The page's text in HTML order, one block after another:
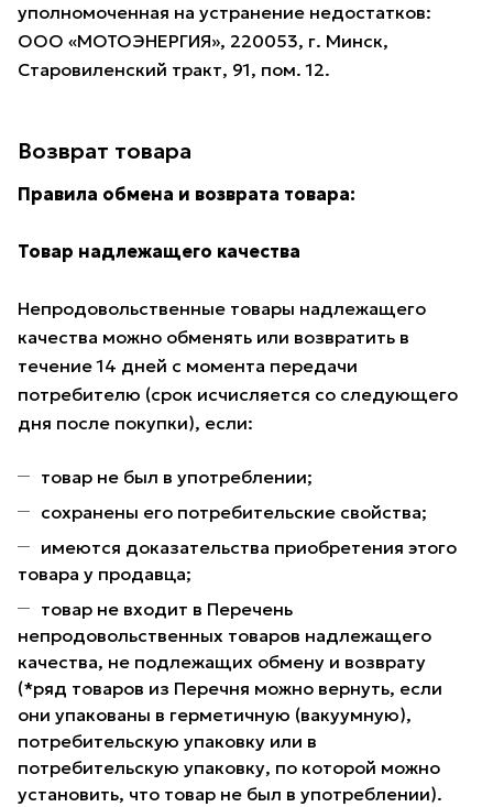
уполномоченная на устранение недостатков:
ООО «МОТОЭНЕРГИЯ», 220053, г. Минск,
Старовиленский тракт, 91, пом. 12.
Возврат товара
Правила обмена и возврата товара:
Товар надлежащего качества
Непродовольственные товары надлежащего
качества можно обменять или возвратить в
течение 14 дней с момента передачи
потребителю (срок исчисляется со следующего
дня после покупки), если:
товар не был в употреблении;
сохранены его потребительские свойства;
имеются доказательства приобретения этого
товара у продавца;
товар не входит в Перечень
непродовольственных товаров надлежащего
качества, не подлежащих обмену и возврату
(*ряд товаров из Перечня можно вернуть, если
они упакованы в герметичную (вакуумную),
потребительскую упаковку или в
потребительскую упаковку, по которой можно
установить, что товар не был в употреблении).